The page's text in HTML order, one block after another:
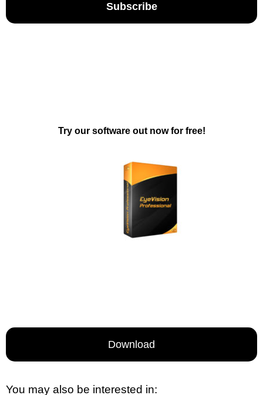
Subscribe
Try our software out now for free!
Download
You may also be interested in: